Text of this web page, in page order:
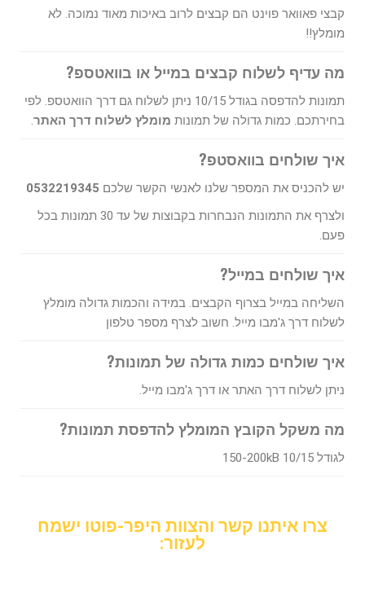
קבצי פאוואר פוינט הם קבצים לרוב באיכות מאוד נמוכה. לא
מומלץ!!
מה עדיף לשלוח קבצים במייל או בוואטספ?
תמונות להדפסה בגודל 10/15 ניתן לשלוח גם דרך הוואטספ. לפי
בחירתכם. כמות גדולה של תמונות מומלץ לשלוח דרך האתר.
איך שולחים בוואסטפ?
יש להכניס את המספר שלנו לאנשי הקשר שלכם 0532219345
ולצרף את התמונות הנבחרות בקבוצות של עד 30 תמונות בכל
פעם.
איך שולחים במייל?
השליחה במייל בצרוף הקבצים. במידה והכמות גדולה מומלץ
לשלוח דרך ג'מבו מייל. חשוב לצרף מספר טלפון
איך שולחים כמות גדולה של תמונות?
ניתן לשלוח דרך האתר או דרך ג'מבו מייל.
מה משקל הקובץ המומלץ להדפסת תמונות?
לגודל 10/15 150-200kB
צרו איתנו קשר והצוות היפר-פוטו ישמח
לעזור: